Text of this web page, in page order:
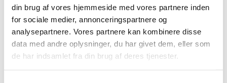
din brug af vores hjemmeside med vores partnere inden
for sociale medier, annonceringspartnere og
analysepartnere. Vores partnere kan kombinere disse
data med andre oplysninger, du har givet dem, eller som
de har indsamlet fra din brug af deres tjenester.
2025 (158)
2024 (224)
2023 (195)
2022 (197)